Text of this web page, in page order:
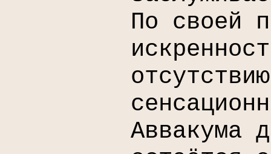
По своей
отсутствию
Аввакума